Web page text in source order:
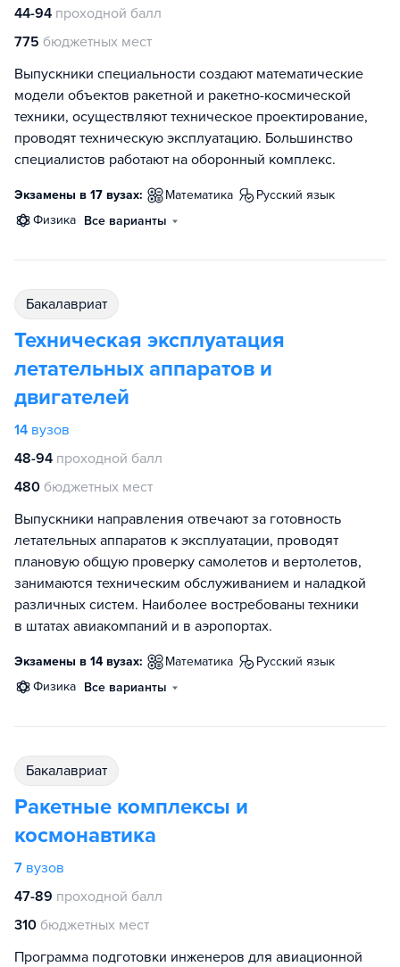
44-94 проходной балл
775 бюджетных мест
Выпускники специальности создают математические
модели объектов ракетной и ракетно-космической
техники, осуществляют техническое проектирование,
проводят техническую эксплуатацию. Большинство
специалистов работают на оборонный комплекс.
Экзамены в 17 вузах: математика
русский язык
физика Все варианты
бакалавриат
Техническая эксплуатация
летательных аппаратов и
двигателей
14 вузов
48-94 проходной балл
480 бюджетных мест
Выпускники направления отвечают за готовность
летательных аппаратов к эксплуатации, проводят
плановую общую проверку самолетов и вертолетов,
занимаются техническим обслуживанием и наладкой
различных систем. Наиболее востребованы техники
в штатах авиакомпаний и в аэропортах.
Экзамены в 14 вузах: математика
русский язык
физика Все варианты
бакалавриат
Ракетные комплексы и
космонавтика
7 вузов
47-89 проходной балл
310 бюджетных мест
Программа подготовки инженеров для авиационной